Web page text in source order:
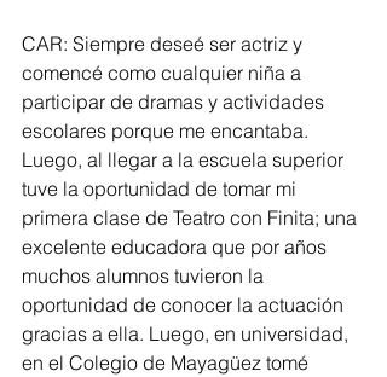
CAR: Siempre deseé ser actriz y
comencé como cualquier niña a
participar de dramas y actividades
escolares porque me encantaba.
Luego, al llegar a la escuela superior
tuve la oportunidad de tomar mi
primera clase de Teatro con Finita; una
excelente educadora que por años
muchos alumnos tuvieron la
oportunidad de conocer la actuación
gracias a ella. Luego, en universidad,
en el Colegio de Mayagüez tomé